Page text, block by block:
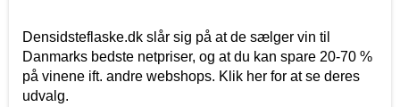
Densidsteflaske.dk slår sig på at de sælger vin til
Danmarks bedste netpriser, og at du kan spare 20-70 %
på vinene ift. andre webshops. Klik her for at se deres
udvalg.